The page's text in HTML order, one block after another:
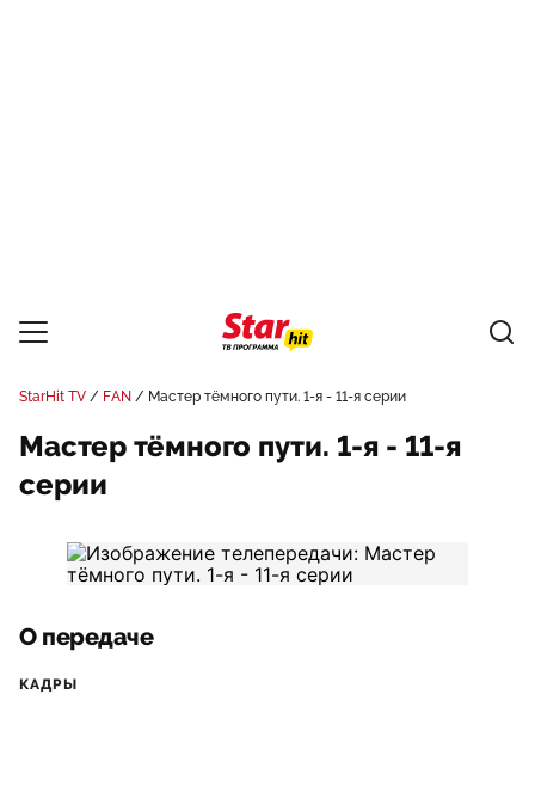
StarHit TV FAN Мастер тёмного пути. 1-я - 11-я серии
Мастер тёмного пути. 1-я - 11-я
серии
О передаче
КАДРЫ